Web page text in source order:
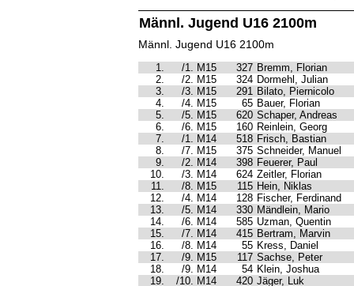
Männl. Jugend U16 2100m
Männl. Jugend U16 2100m
1. /1. M15 327 Bremm, Florian
2.
/2. M15 324 Dormehl, Julian
3.
/3. M15 291 Bilato, Piernicolo
4.
/4. M15 65 Bauer, Florian
5.
/5. M15 620 Schaper, Andreas
6.
/6. M15 160 Reinlein, Georg
7.
/1. M14 518 Frisch, Bastian
8.
/7. M15 375 Schneider, Manuel
9.
/2. M14 398 Feuerer, Paul
10.
/3. M14 624 Zeitler, Florian
11.
/8. M15 115 Hein, Niklas
12.
/4. M14 128 Fischer, Ferdinand
13.
/5. M14 330 Mändlein, Mario
14.
/6. M14 585 Uzman, Quentin
15.
/7. M14 415 Bertram, Marvin
16.
/8. M14 55 Kress, Daniel
17.
/9. M15 117 Sachse, Peter
18.
/9. M14 54 Klein, Joshua
19.
/10. M14 420 Jäger, Luk